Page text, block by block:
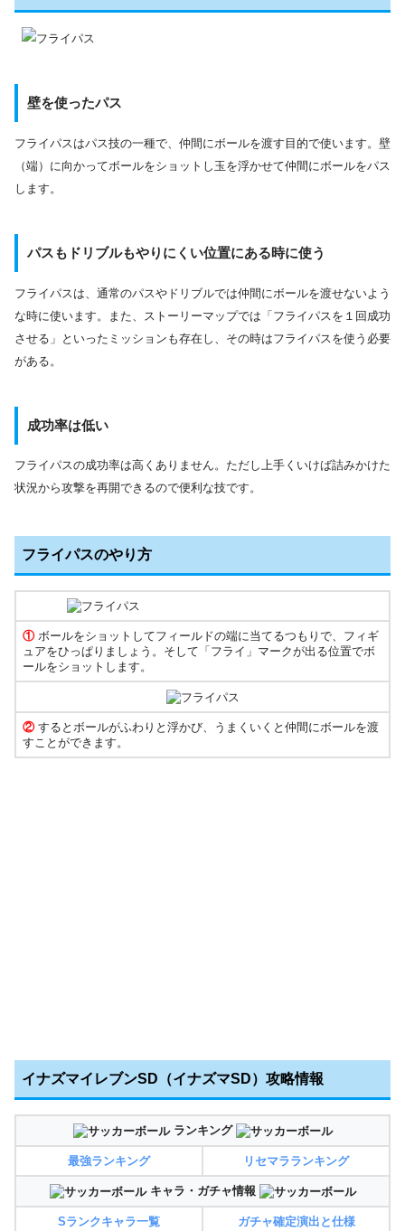
壁を使ったパス
フライパスはパス技の一種で、仲間にボールを渡す目的で使います。壁
（端）に向かってボールをショットし玉を浮かせて仲間にボールをパス
します。
パスもドリブルもやりにくい位置にある時に使う
フライパスは、通常のパスやドリブルでは仲間にボールを渡せないよう
な時に使います。また、ストーリーマップでは「フライパスを１回成功
させる」といったミッションも存在し、その時はフライパスを使う必要
がある。
成功率は低い
フライパスの成功率は高くありません。ただし上手くいけば詰みかけた
状況から攻撃を再開できるので便利な技です。
フライパスのやり方
①ボールをショットしてフィールドの端に当てるつもりで、フィギ
ュアをひっぱりましょう。そして「フライ」マークが出る位置でボ
ールをショットします。
②するとボールがふわりと浮かび、うまくいくと仲間にボールを渡
すことができます。
イナズマイレブンSD（イナズマSD）攻略情報
ランキング
最強ランキング リセマラランキング
キャラ・ガチャ情報
Sランクキャラ一覧 ガチャ確定演出と仕様